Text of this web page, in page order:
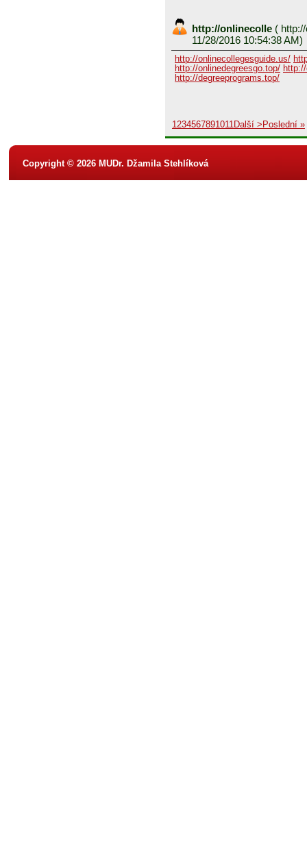
http://onlinecolle (
11/28/2016 10:54:38 AM)
http://onlinecollegesguide.us/
http://onlinedegreesgo.top/
http://degreeprograms.top/
1234567891011Další > Poslední »
Copyright © 2026 MUDr. Džamila Stehlíková